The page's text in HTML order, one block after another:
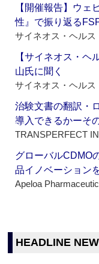
【開催報告】ウェ
性』で振り返る
サイネオス・ヘル
【サイネオス・
山氏に聞く
サイネオス・ヘル
治験文書の翻訳・
導入できるかーそ
TRANSPERFECT
グローバルCDMO
品イノベーション
Apeloa
HEADLINE